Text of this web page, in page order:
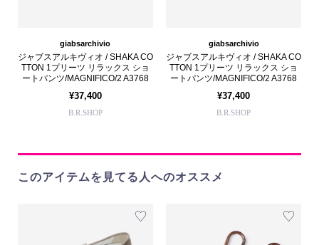
giabsarchivio
ジャブスアルキヴィオ / SHAKA CO
TTON 1プリーツ リラックス ショ
ートパンツ/MAGNIFICO/2 A3768
¥37,400
B.R.SHOP
giabsarchivio
ジャブスアルキヴィオ / SHAKA CO
TTON 1プリーツ リラックス ショ
ートパンツ/MAGNIFICO/2 A3768
¥37,400
B.R.SHOP
このアイテムを見てる人へのオススメ